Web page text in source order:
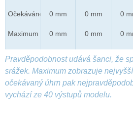
Očekáváno
Maximum
0 mm
0 mm
0 mm
0 mm
0
0
Pravděpodobnost udává šanci, že
srážek. Maximum zobrazuje
očekávaný úhrn pak
vychází ze 40 výstupů modelu.